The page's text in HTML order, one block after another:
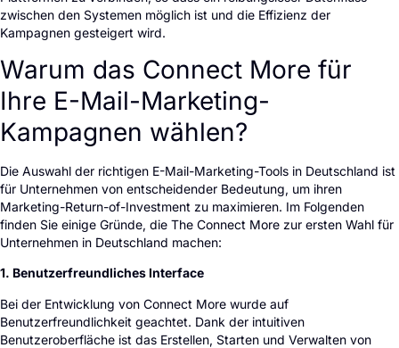
zwischen den Systemen möglich ist und die Effizienz der
Kampagnen gesteigert wird.
Warum das Connect More für
Ihre E-Mail-Marketing-
Kampagnen wählen?
Die Auswahl der richtigen E-Mail-Marketing-Tools in Deutschland ist
für Unternehmen von entscheidender Bedeutung, um ihren
Marketing-Return-of-Investment zu maximieren. Im Folgenden
finden Sie einige Gründe, die The Connect More zur ersten Wahl für
Unternehmen in Deutschland machen:
1. Benutzerfreundliches Interface
Bei der Entwicklung von Connect More wurde auf
Benutzerfreundlichkeit geachtet. Dank der intuitiven
Benutzeroberfläche ist das Erstellen, Starten und Verwalten von